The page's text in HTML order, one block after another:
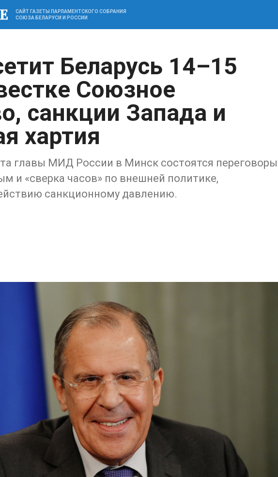
САЙТ ГАЗЕТЫ ПАРЛАМЕНТСКОГО СОБРАНИЯ
СОЮЗА БЕЛАРУСИ И РОССИИ
Беларусь 14–15
Союзное
санкции Запада и
хартия
главы МИД России в Минск состоятся переговоры
и «сверка часов» по внешней политике,
санкционному давлению.